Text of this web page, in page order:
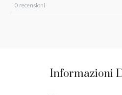
0 recensioni
Informazioni